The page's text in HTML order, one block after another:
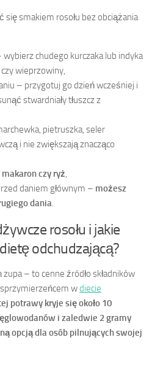
się smakiem rosołu bez obciążania
wybierz chudego kurczaka lub indyka
wieprzowiny,
– przygotuj go dzień wcześniej i
stwardniały tłuszcz z
pietruszka, seler
i nie zwiększają znacząco
makaron czy ryż,
daniem głównym – możesz
dania.
rosołu i jakie
odchudzającą?
– to cenne źródło składników
wdiecie
potrawy kryje się około 10
i zaledwie 2 gramy
opcją dla osób pilnujących swojej